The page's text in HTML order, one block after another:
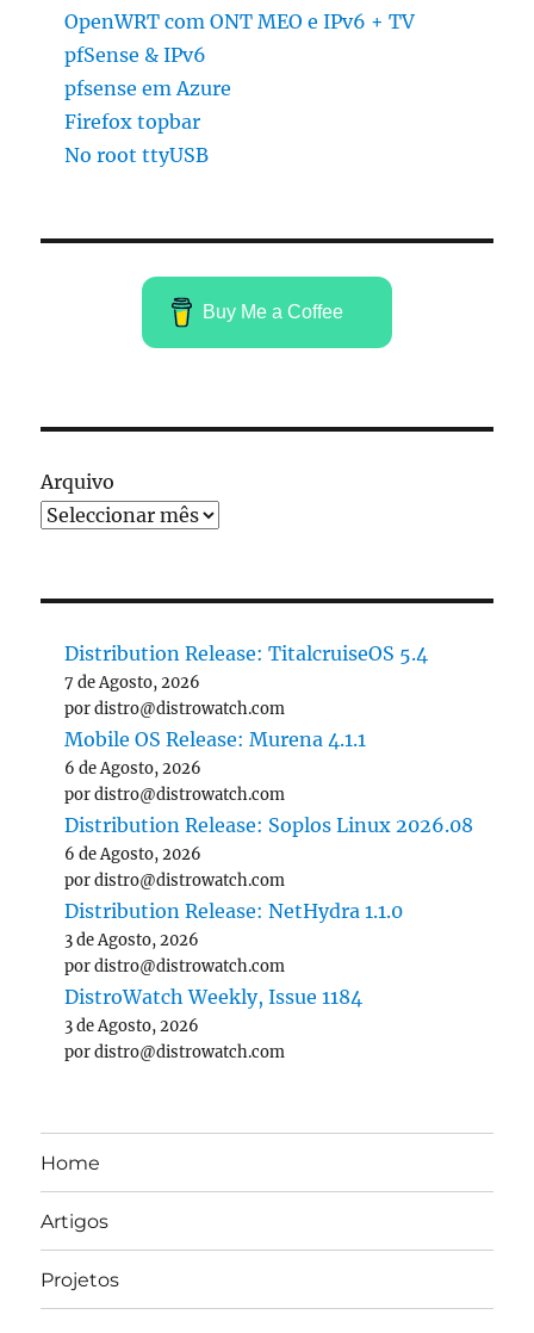
OpenWRT com ONT MEO e IPv6 + TV
pfSense & IPv6
pfsense em Azure
Firefox topbar
No root ttyUSB
Buy Me a Coffee
Arquivo
Distribution Release: TitalcruiseOS 5.4
7 de Agosto, 2026
por distro@distrowatch.com
Mobile OS Release: Murena 4.1.1
6 de Agosto, 2026
por distro@distrowatch.com
Distribution Release: Soplos Linux 2026.08
6 de Agosto, 2026
por distro@distrowatch.com
Distribution Release: NetHydra 1.1.0
3 de Agosto, 2026
por distro@distrowatch.com
DistroWatch Weekly, Issue 1184
3 de Agosto, 2026
por distro@distrowatch.com
Home
Artigos
Projetos